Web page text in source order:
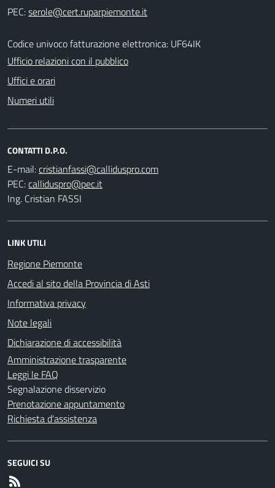
PEC:
Codice univoco fatturazione elettronica: UF64IK
Ufficio relazioni con il pubblico
Uffici e orari
Numeri utili
CONTATTI D.P.O.
E-mail:
PEC:
Ing. Cristian FASSI
LINK UTILI
Regione Piemonte
Accedi al sito della Provincia di Asti
Informativa privacy
Note legali
Dichiarazione di accessibilità
Amministrazione trasparente
Leggi le FAQ
Segnalazione disservizio
Prenotazione appuntamento
Richiesta d'assistenza
SEGUICI SU